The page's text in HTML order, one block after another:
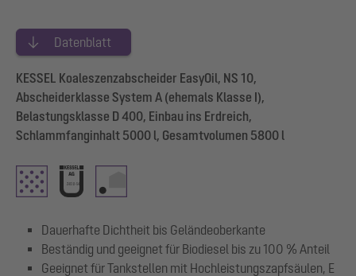
Datenblatt
KESSEL Koaleszenzabscheider EasyOil, NS 10,
Abscheiderklasse System A (ehemals Klasse I),
Belastungsklasse D 400, Einbau ins Erdreich,
Schlammfanginhalt 5000 l, Gesamtvolumen 5800 l
Dauerhafte Dichtheit bis Geländeoberkante
Beständig und geeignet für Biodiesel bis zu 100 % Anteil
Geeignet für Tankstellen mit Hochleistungszapfsäulen, E